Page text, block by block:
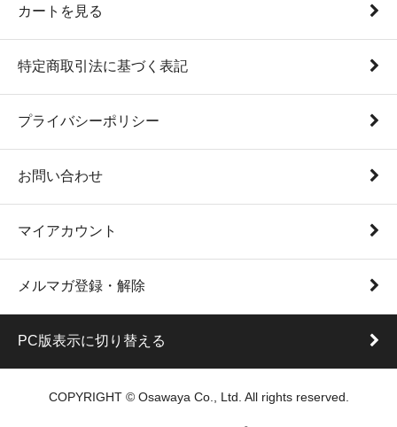
カートを見る
特定商取引法に基づく表記
プライバシーポリシー
お問い合わせ
マイアカウント
メルマガ登録・解除
PC版表示に切り替える
COPYRIGHT © Osawaya Co., Ltd. All rights reserved.